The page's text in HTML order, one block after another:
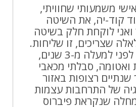
משמעותי שחוויתי,
קוד-יה, את השיטה
לוקחת חלק בשיטה
שצריכים, זו שליחות.
הגעתי ללאור לפני למעלה מ-3 שנים,
ואטומה, סבלתי מכאבי
רצופות באזור
של התרחבות עצמות
שנקראת פיברוס